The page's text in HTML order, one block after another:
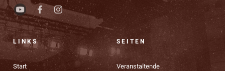
LINKS
Start
SEITEN
Veranstaltende